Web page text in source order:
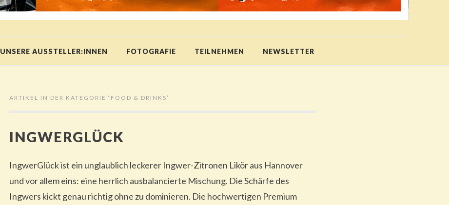
UNSERE AUSSTELLER:INNEN FOTOGRAFIE TEILNEHMEN NEWSLETTER
ARTIKEL IN DER KATEGORIE ‘ FOOD & DRINKS ’
INGWERGLÜCK
IngwerGlück ist ein unglaublich leckerer Ingwer-Zitronen Likör aus Hannover
und vor allem eins: eine herrlich ausbalancierte Mischung. Die Schärfe des
Ingwers kickt genau richtig ohne zu dominieren. Die hochwertigen Premium